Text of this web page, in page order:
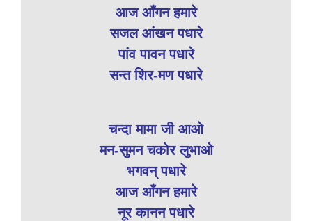
आज आँगन हमारे
सजल आंखन पधारे
पांव पावन पधारे
सन्त शिर-मण पधारे
चन्दा मामा जी आओ
मन-सुमन चकोर लुभाओ
भगवन् पधारे
आज आँगन हमारे
नूर कानन पधारे